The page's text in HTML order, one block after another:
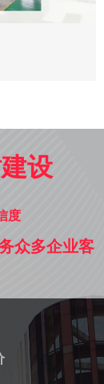
设
度
众多企业客